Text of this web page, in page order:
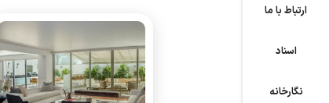
ارتباط با ما
اسناد
نگارخانه